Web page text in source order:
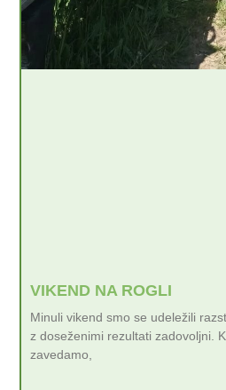
VIKEND NA ROGLI
Minuli vikend smo se udeležili
z doseženimi rezultati zadovoljni.
zavedamo,